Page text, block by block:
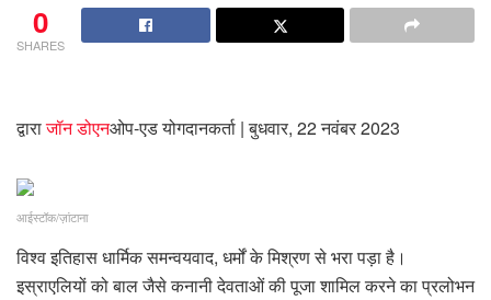
0
SHARES
द्वाराजॉन डोएनओप-एड योगदानकर्ता | बुधवार, 22 नवंबर 2023
आईस्टॉक/ज़ांटाना
विश्व इतिहास धार्मिक समन्वयवाद, धर्मों के मिश्रण से भरा पड़ा है।
इस्राएलियों को बाल जैसे कनानी देवताओं की पूजा शामिल करने का प्रलोभन